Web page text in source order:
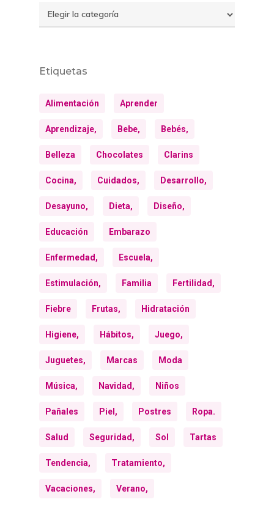
Temas
Etiquetas
Alimentación Aprender
Aprendizaje, Bebe, Bebés,
Belleza Chocolates Clarins
Cocina, Cuidados, Desarrollo,
Desayuno, Dieta, Diseño,
Educación Embarazo
Enfermedad, Escuela,
Estimulación, Familia Fertilidad,
Fiebre Frutas, Hidratación
Higiene, Hábitos, Juego,
Juguetes, Marcas Moda
Música, Navidad, Niños
Pañales Piel, Postres Ropa.
Salud Seguridad, Sol Tartas
Tendencia, Tratamiento,
Vacaciones, Verano,